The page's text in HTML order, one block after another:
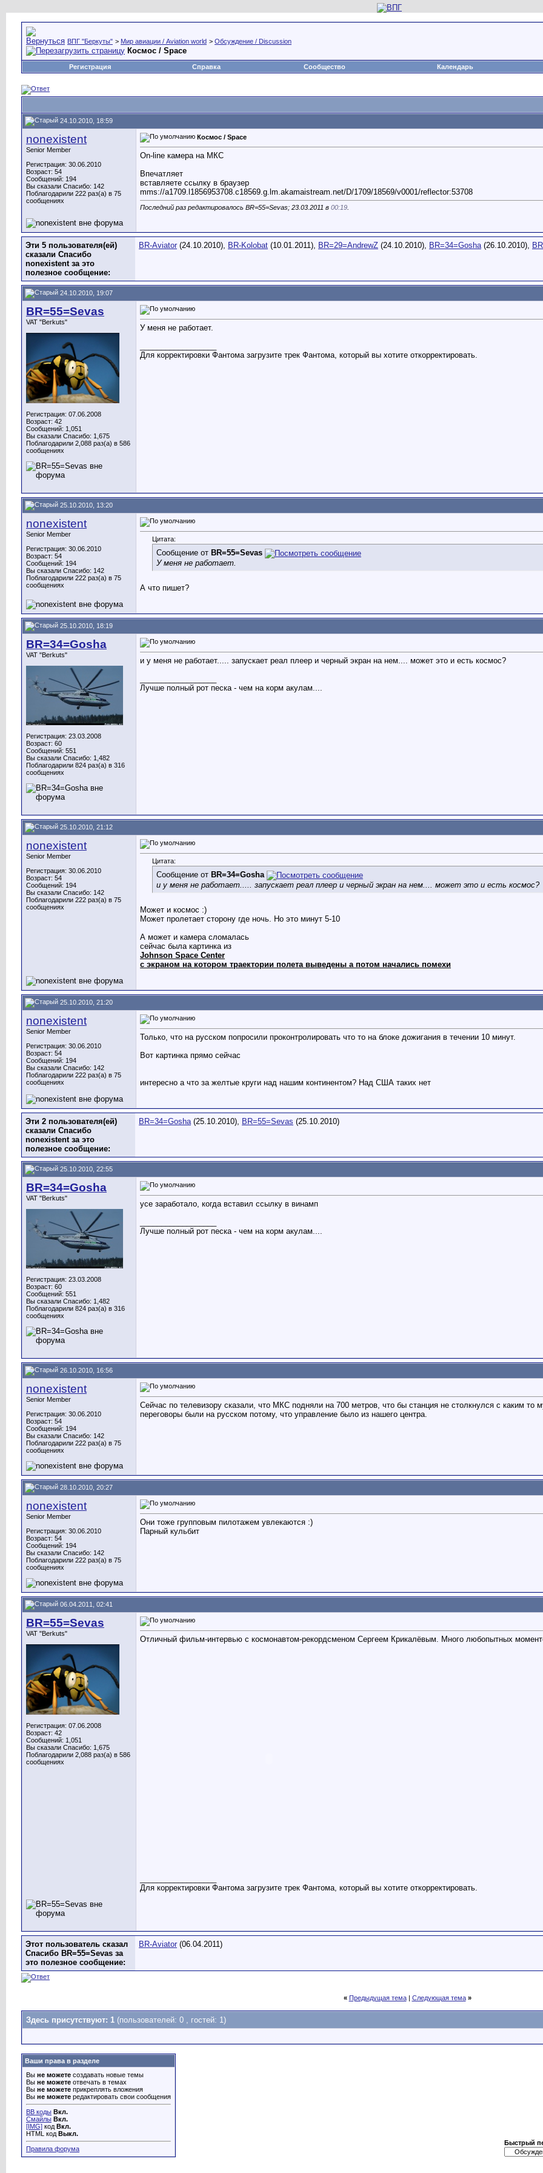
ВПГ "Беркуты" > Мир авиации / Aviation world > Обсуждение / Discussion
Космос / Space
Регистрация Справка Сообщество Календарь
24.10.2010, 18:59
nonexistent
Senior Member
Регистрация: 30.06.2010
Возраст: 54
Сообщений: 194
Вы сказали Спасибо: 142
Поблагодарили 222 раз(а) в 75
сообщениях
Космос / Space
On-line камера на МКС
Впечатляет
вставляете ссылку в браузер
mms://a1709.l1856953708.c18569.g.lm.akamaistream.net/D/1709/18569/v0001/reflector:53708
Последний раз редактировалось BR=55=Sevas; 23.03.2011 в 00:19
Эти 5 пользователя(ей)
сказали Спасибо
nonexistent за это
полезное сообщение:
BR-Aviator (24.10.2010), BR-Kolobat (10.01.2011), BR=29=AndrewZ (24.10.2010), BR=34=Gosha(26.10.2010),
24.10.2010, 19:07
BR=55=Sevas
VAT "Berkuts"
Регистрация: 07.06.2008
Возраст: 42
Сообщений: 1,051
Вы сказали Спасибо: 1,675
Поблагодарили 2,088 раз(а) в 586
сообщениях
У меня не работает.
Для корректировки Фантома загрузите трек Фантома, который вы хотите откорректировать.
25.10.2010, 13:20
nonexistent
Senior Member
Регистрация: 30.06.2010
Возраст: 54
Сообщений: 194
Вы сказали Спасибо: 142
Поблагодарили 222 раз(а) в 75
сообщениях
Цитата:
Сообщение от BR=55=Sevas
У меня не работает.
А что пишет?
25.10.2010, 18:19
BR=34=Gosha
VAT "Berkuts"
Регистрация: 23.03.2008
Возраст: 60
Сообщений: 551
Вы сказали Спасибо: 1,482
Поблагодарили 824 раз(а) в 316
сообщениях
и у меня не работает..... запускает реал плеер и черный экран на нем.... может это и есть космос?
Лучше полный рот песка - чем на корм акулам....
25.10.2010, 21:12
nonexistent
Senior Member
Регистрация: 30.06.2010
Возраст: 54
Сообщений: 194
Вы сказали Спасибо: 142
Поблагодарили 222 раз(а) в 75
сообщениях
Цитата:
Сообщение от BR=34=Gosha
и у меня не работает..... запускает реал плеер и черный экран на нем.... может это и есть космос?
Может и космос :)
Может пролетает сторону где ночь. Но это минут 5-10
А может и камера сломалась
сейчас была картинка из
Johnson Space Center
с экраном на котором траектории полета выведены а потом начались помехи
25.10.2010, 21:20
nonexistent
Senior Member
Регистрация: 30.06.2010
Возраст: 54
Сообщений: 194
Вы сказали Спасибо: 142
Поблагодарили 222 раз(а) в 75
сообщениях
Только, что на русском попросили проконтролировать что то на блоке дожигания в течении 10 минут.
Вот картинка прямо сейчас
интересно а что за желтые круги над нашим континентом? Над США таких нет
Эти 2 пользователя(ей)
сказали Спасибо
nonexistent за это
полезное сообщение:
BR=34=Gosha(25.10.2010), BR=55=Sevas (25.10.2010)
25.10.2010, 22:55
BR=34=Gosha
VAT "Berkuts"
Регистрация: 23.03.2008
Возраст: 60
Сообщений: 551
Вы сказали Спасибо: 1,482
Поблагодарили 824 раз(а) в 316
сообщениях
усе заработало, когда вставил ссылку в винамп
Лучше полный рот песка - чем на корм акулам....
26.10.2010, 16:56
nonexistent
Senior Member
Регистрация: 30.06.2010
Возраст: 54
Сообщений: 194
Вы сказали Спасибо: 142
Поблагодарили 222 раз(а) в 75
сообщениях
Сейчас по телевизору сказали, что МКС подняли на 700 метров, что бы станция не столкнулся с каким
переговоры были на русском потому, что управление было из нашего центра.
28.10.2010, 20:27
nonexistent
Senior Member
Регистрация: 30.06.2010
Возраст: 54
Сообщений: 194
Вы сказали Спасибо: 142
Поблагодарили 222 раз(а) в 75
сообщениях
Они тоже групповым пилотажем увлекаются :)
Парный кульбит
06.04.2011, 02:41
BR=55=Sevas
VAT "Berkuts"
Регистрация: 07.06.2008
Возраст: 42
Сообщений: 1,051
Вы сказали Спасибо: 1,675
Поблагодарили 2,088 раз(а) в 586
сообщениях
Отличный фильм-интервью с космонавтом-рекордсменом Сергеем Крикалёвым. Много любопытных
Для корректировки Фантома загрузите трек Фантома, который вы хотите откорректировать.
Этот пользователь сказал
Спасибо BR=55=Sevas за
это полезное сообщение:
BR-Aviator (06.04.2011)
« Предыдущая тема| Следующая тема »
Здесь присутствуют: 1 (пользователей: 0 , гостей: 1)
Ваши права в разделе
Вы не можете создавать новые темы
Вы не можете отвечать в темах
Вы не можете прикреплять вложения
Вы не можете редактировать свои сообщения
BB коды Вкл.
Смайлы Вкл.
[IMG] код Вкл.
HTML код Выкл.
Правила форума
Быстрый